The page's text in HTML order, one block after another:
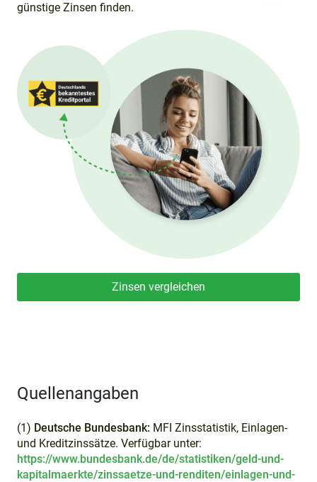
günstige Zinsen finden.
Zinsen vergleichen
Quellenangaben
(1) Deutsche Bundesbank: MFI Zinsstatistik, Einlagen-
und Kreditzinssätze. Verfügbar unter:
https://www.bundesbank.de/de/statistiken/geld-und-
kapitalmaerkte/zinssaetze-und-renditen/einlagen-und-